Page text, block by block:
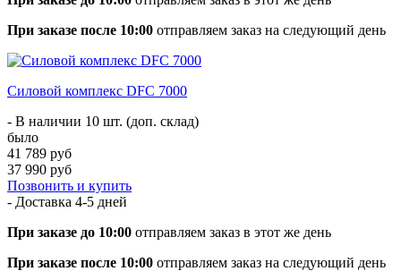
При заказе после 10:00 отправляем заказ на следующий день
Силовой комплекс DFC 7000
- В наличии 10 шт. (доп. склад)
было
41 789 руб
37 990 руб
Позвонить и купить
- Доставка 4-5 дней
При заказе до 10:00 отправляем заказ в этот же день
При заказе после 10:00 отправляем заказ на следующий день